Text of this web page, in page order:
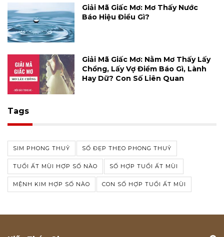
Giải Mã Giấc Mơ: Mơ Thấy Nước
Báo Hiệu Điều Gì?
Giải Mã Giấc Mơ: Nằm Mơ Thấy Lấy
Chồng, Lấy Vợ Điềm Báo Gì, Lành
Hay Dữ? Con Số Liên Quan
Tags
SIM PHONG THUỶ SỐ ĐẸP THEO PHONG THUỶ
TUỔI ẤT MÙI HỢP SỐ NÀO SỐ HỢP TUỔI ẤT MÙI
MỆNH KIM HỢP SỐ NÀO CON SỐ HỢP TUỔI ẤT MÙI